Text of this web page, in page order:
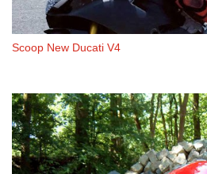
Scoop New Ducati V4